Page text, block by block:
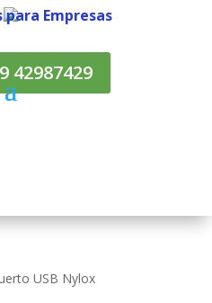
Empresas
42987429
USB Nylox